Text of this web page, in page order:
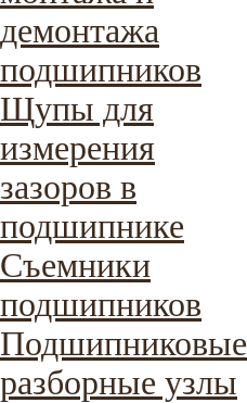
демонтажа
подшипников
Щупы для
измерения
зазоров в
подшипнике
Съемники
подшипников
Подшипниковые
разборные узлы